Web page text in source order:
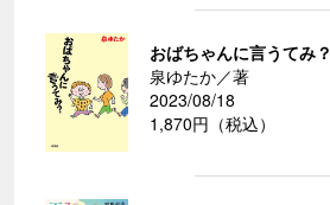
おばちゃんに言うてみ？
泉ゆたか／著
2023/08/18
1,870円（税込）